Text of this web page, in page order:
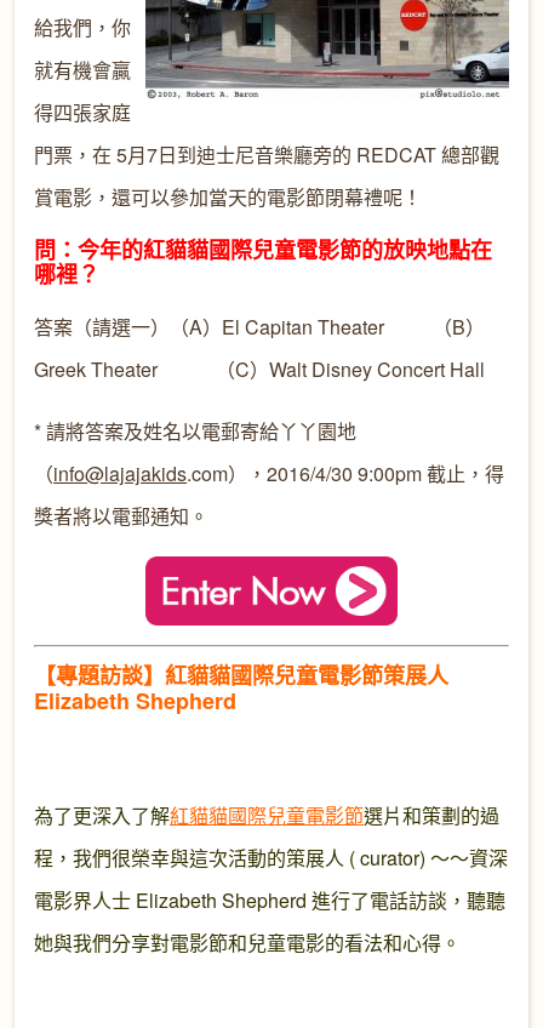
給我們，你
就有機會贏
得四張家庭
門票，在 5月7日到迪士尼音樂廳旁的 REDCAT 總部觀
賞電影，還可以參加當天的電影節閉幕禮呢！
問：今年的紅貓貓國際兒童電影節的放映地點在
哪裡？
答案（請選一）（A）El Capitan Theater （B）
Greek Theater （C）Walt Disney Concert Hall
* 請將答案及姓名以電郵寄給丫丫園地
（info@lajajakids.com），2016/4/30 9:00pm 截止，得
獎者將以電郵通知。
【專題訪談】紅貓貓國際兒童電影節策展人
Elizabeth Shepherd
為了更深入了解紅貓貓國際兒童電影節選片和策劃的過
程，我們很榮幸與這次活動的策展人 ( curator) ～～資深
電影界人士 Elizabeth Shepherd 進行了電話訪談，聽聽
她與我們分享對電影節和兒童電影的看法和心得。